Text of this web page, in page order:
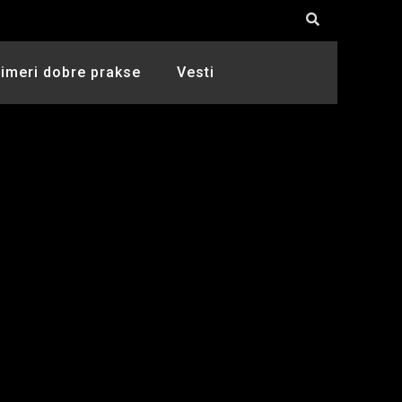
dobre prakse Vesti